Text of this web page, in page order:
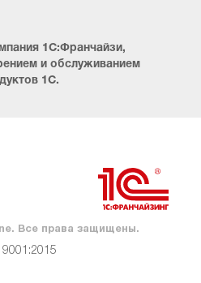
1С:Франчайзи,
и обслуживанием
1С.
Все права защищены.
9001:2015